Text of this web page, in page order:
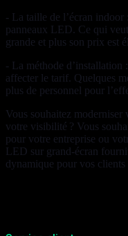
- La taille de l’écran indoor
panneaux LED. Ce qui
grande et plus son prix est
- La méthode d’installation
affecter le tarif. Quelques
plus de personnel pour
Vous souhaitez
votre visibilité ? Vous
pour votre entreprise ou
LED sur grand-écran
dynamique pour vos clients